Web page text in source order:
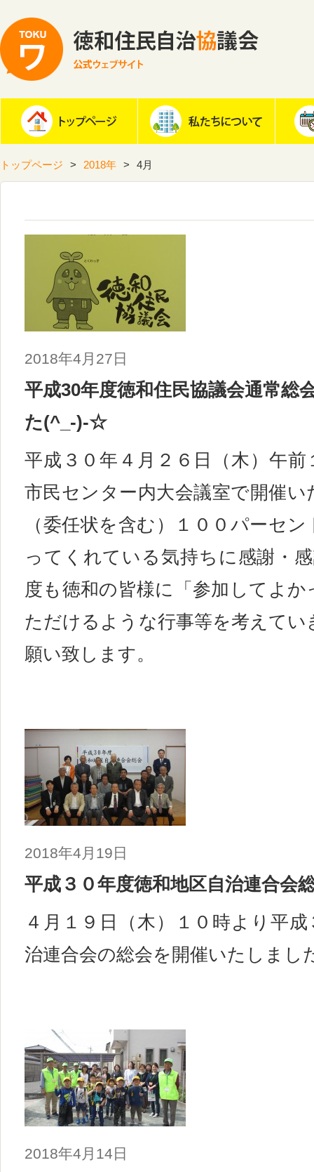
トップページ 2018年 4月
2018年4月27日
平成30年度徳和住民協議会通常総
た(^_-)-☆
平成３０年４月２６日（木）午
市民センター内大会議室で開催
（委任状を含む）１００パーセ
ってくれている気持ちに感謝・
度も徳和の皆様に「参加してよ
ただけるような行事等を考えて
願い致します。
2018年4月19日
平成３０年度徳和地区自治連合会
４月１９日（木）１０時より平
治連合会の総会を開催いたしまし
2018年4月14日